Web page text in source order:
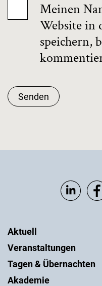
Meinen
Website in
speichern,
Senden
Aktuell
Veranstaltungen
Tagen & Übernachten
Akademie